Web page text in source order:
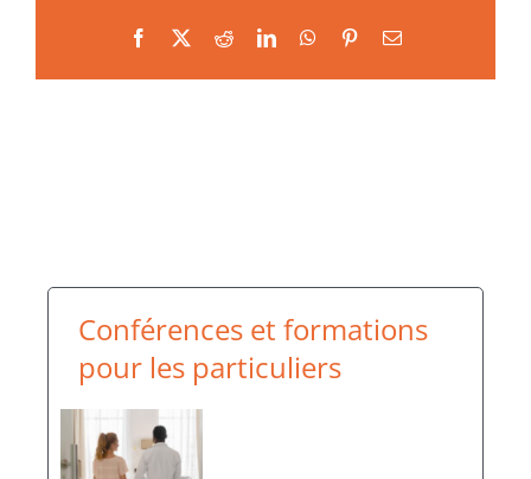
Facebook RedditLinkedInWhatsApp
PinterestEmail
Conférences et formations
pour les particuliers